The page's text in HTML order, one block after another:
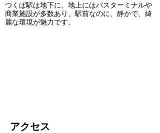
つくば駅は地下に、地上にはバスターミナルや
商業施設が多数あり、駅前なのに、静かで、綺
麗な環境が魅力です。
アクセス